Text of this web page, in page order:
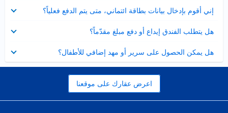
إني أقوم بإدخال بيانات بطاقة ائتماني، متى يتم الدفع فعلياً؟
مصغر
هل يتطلب الفندق إيداع أو دفع مبلغ مقدّماً؟
مصغر
هل يمكن الحصول على سرير أو مهد إضافي للأطفال؟
مصغر
اعرض عقارك على موقعنا